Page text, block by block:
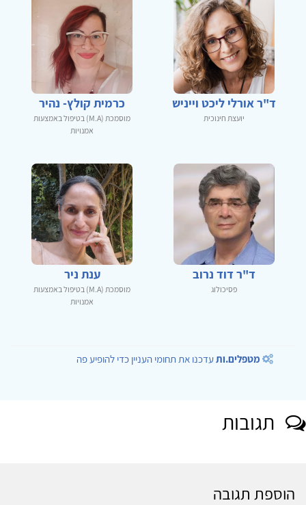
ד"ר אורלי ליכט וייניש
יועצת חינוכית
כרמית קולץ- נהיר
מוסמכת (M.A) בטיפול באמצעות
אמנויות
ד"ר דוד נרוב
פסיכולוג
ענת ניר
מוסמכת (M.A) בטיפול באמצעות
אמנויות
מטפלים.ותעדכנו את תחומי העניין כדי להופיע פה
תגובות
הוספת תגובה